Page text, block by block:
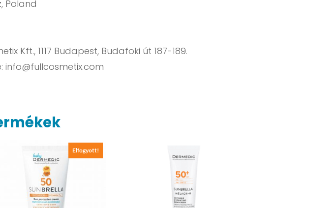
Poland
Kft., 1117 Budapest, Budafoki út 187-189.
info@fullcosmetix.com
Elfogyott!